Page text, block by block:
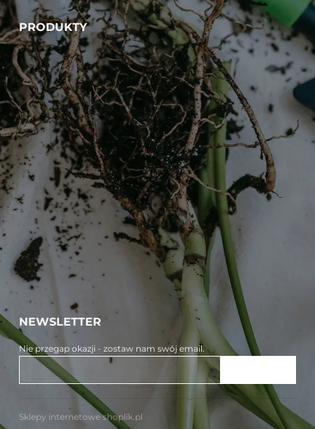
PRODUKTY
NEWSLETTER
Nie przegap okazji - zostaw nam swój email.
Sklepy internetowe shoplik.pl